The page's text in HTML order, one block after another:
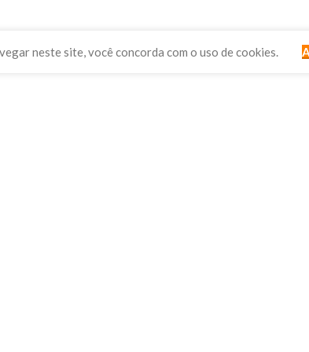
neste site, você concorda com o uso de cookies.